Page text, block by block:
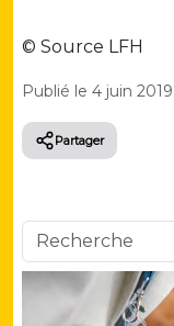
© Source LFH
Publié le 4 juin 2019
Partager